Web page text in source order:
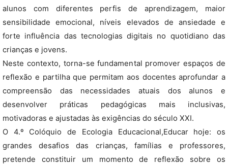
alunos com diferentes perfis de aprendizagem, maior
sensibilidade emocional, níveis elevados de ansiedade e
forte influência das tecnologias digitais no quotidiano das
crianças e jovens.
Neste contexto, torna-se fundamental promover espaços de
reflexão e partilha que permitam aos docentes aprofundar a
compreensão das necessidades atuais dos alunos e
desenvolver práticas pedagógicas mais inclusivas,
motivadoras e ajustadas às exigências do século XXI.
O 4.º Colóquio de Ecologia Educacional,Educar hoje: os
grandes desafios das crianças, famílias e professores,
pretende constituir um momento de reflexão sobre os